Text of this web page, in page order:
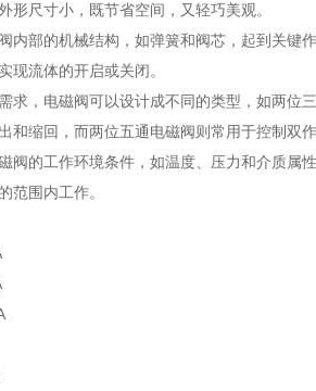
形尺寸小，既节省空间，又轻巧美观。
内部的机械结构，如弹簧和阀芯，起到关键
现流体的开启或关闭。
求，电磁阀可以设计成不同的类型，如两位
和缩回，而两位五通电磁阀则常用于控制双
阀的工作环境条件，如温度、压力和介质属
范围内工作。